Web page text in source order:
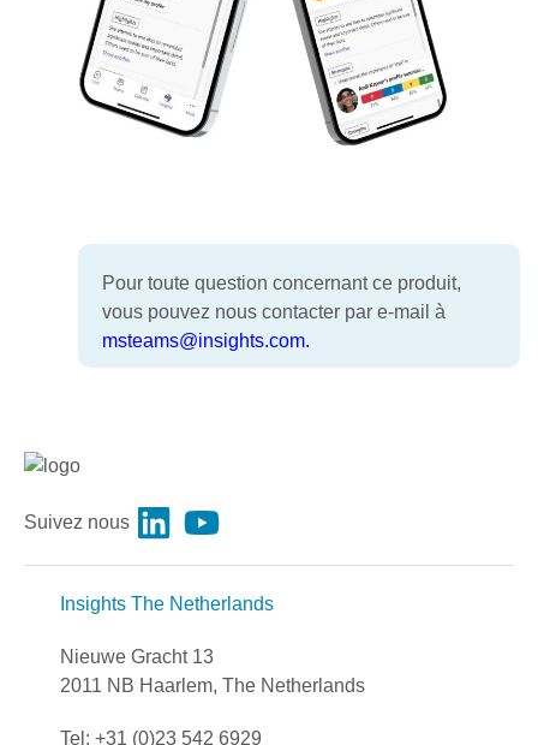
Pour toute question concernant ce produit,
vous pouvez nous contacter par e-mail à
msteams@insights.com.
Suivez nous
Insights The Netherlands
Nieuwe Gracht 13
2011 NB Haarlem, The Netherlands
Tel: +31 (0)23 542 6929